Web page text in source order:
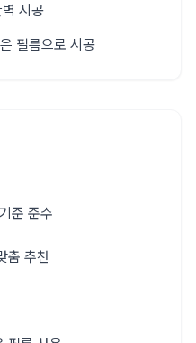
시공
필름으로 시공
준 준수
춤 추천